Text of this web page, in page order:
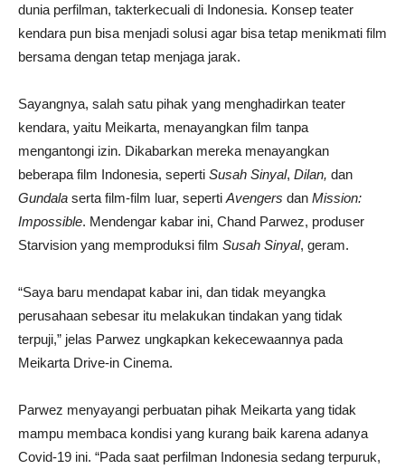
dunia perfilman, takterkecuali di Indonesia. Konsep teater
kendara pun bisa menjadi solusi agar bisa tetap menikmati film
bersama dengan tetap menjaga jarak.
Sayangnya, salah satu pihak yang menghadirkan teater
kendara, yaitu Meikarta, menayangkan film tanpa
mengantongi izin. Dikabarkan mereka menayangkan
beberapa film Indonesia, seperti Susah Sinyal, Dilan, dan
Gundala serta film-film luar, seperti Avengers dan Mission:
Impossible. Mendengar kabar ini, Chand Parwez, produser
Starvision yang memproduksi film Susah Sinyal, geram.
“Saya baru mendapat kabar ini, dan tidak meyangka
perusahaan sebesar itu melakukan tindakan yang tidak
terpuji,” jelas Parwez ungkapkan kekecewaannya pada
Meikarta Drive-in Cinema.
Parwez menyayangi perbuatan pihak Meikarta yang tidak
mampu membaca kondisi yang kurang baik karena adanya
Covid-19 ini. “Pada saat perfilman Indonesia sedang terpuruk,